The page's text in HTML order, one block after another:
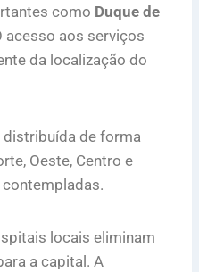
como Duque de
acesso aos serviços
da localização do
distribuída de forma
Oeste, Centro e
contempladas.
locais eliminam
a capital. A